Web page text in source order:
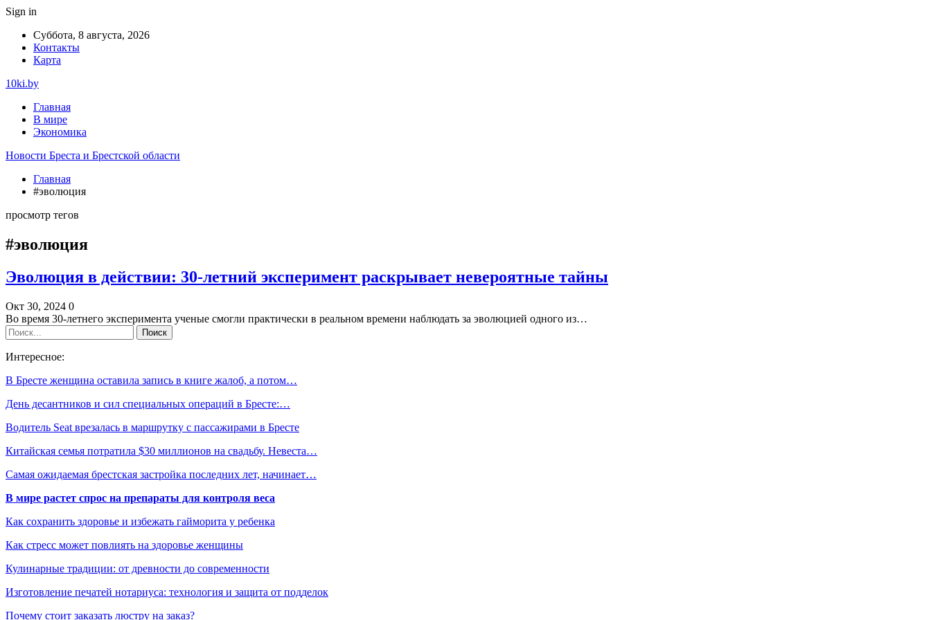
Sign in
Суббота, 8 августа, 2026
Контакты
Карта
10ki.by
Главная
В мире
Экономика
Новости Бреста и Брестской области
Главная
#эволюция
просмотр тегов
#эволюция
Эволюция в действии: 30-летний эксперимент раскрывает невероятные тайны
Окт 30, 2024 0
Во время 30-летнего эксперимента ученые смогли практически в реальном времени наблюдать за эволюцией одного из…
Интересное:
В Бресте женщина оставила запись в книге жалоб, а потом…
День десантников и сил специальных операций в Бресте:…
Водитель Seat врезалась в маршрутку с пассажирами в Бресте
Китайская семья потратила $30 миллионов на свадьбу. Невеста…
Самая ожидаемая брестская застройка последних лет, начинает…
В мире растет спрос на препараты для контроля веса
Как сохранить здоровье и избежать гайморита у ребенка
Как стресс может повлиять на здоровье женщины
Кулинарные традиции: от древности до современности
Изготовление печатей нотариуса: технология и защита от подделок
Почему стоит заказать люстру на заказ?